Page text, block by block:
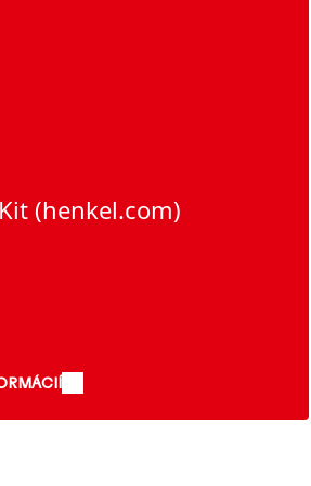
(henkel.com)